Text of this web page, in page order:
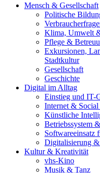
Mensch & Gesellschaft
Politische
Klima, Umwelt
Pflege &
Exkursionen,
Stadtkultur
Gesellschaft
Geschichte
Digital im Alltag
Einstieg und IT-
Internet & Social
Künstliche
Betriebssystem
Softwareeinsatz
Digitalisierung
Kultur & Kreativität
vhs-Kino
Musik & Tanz